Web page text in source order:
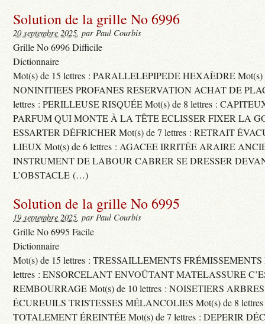
Solution de la grille No 6996
20 septembre 2025, par Paul Courbis
Grille No 6996 Difficile
Dictionnaire
Mot(s) de 15 lettres : PARALLELEPIPEDE HEXAÈDRE Mot(s)
NONINITIEES PROFANES RESERVATION ACHAT DE
lettres : PERILLEUSE RISQUÉE Mot(s) de 8 lettres :
PARFUM QUI MONTE À LA TÊTE ECLISSER FIXER LA
ESSARTER DÉFRICHER Mot(s) de 7 lettres : RETRAIT
LIEUX Mot(s) de 6 lettres : AGACEE IRRITÉE ARAIRE
INSTRUMENT DE LABOUR CABRER SE DRESSER
L’OBSTACLE (…)
Solution de la grille No 6995
19 septembre 2025, par Paul Courbis
Grille No 6995 Facile
Dictionnaire
Mot(s) de 15 lettres : TRESSAILLEMENTS FRÉMISSEMENTS
lettres : ENSORCELANT ENVOÛTANT MATELASSURE
REMBOURRAGE Mot(s) de 10 lettres : NOISETIERS
ÉCUREUILS TRISTESSES MÉLANCOLIES Mot(s) de 8
TOTALEMENT ÉREINTÉE Mot(s) de 7 lettres : DEPERIR